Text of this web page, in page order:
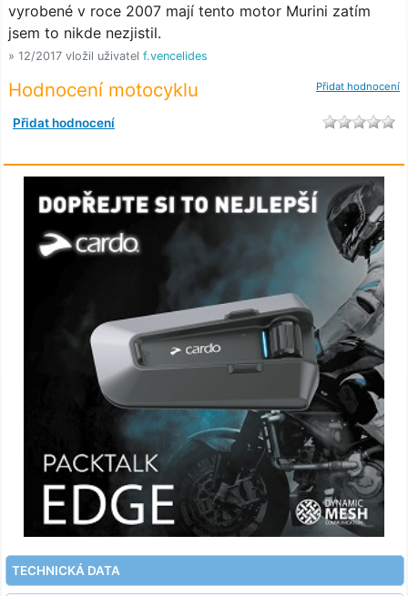
vyrobené v roce 2007 mají tento motor Murini zatím
jsem to nikde nezjistil.
» 12/2017 vložil uživatel f.vencelides
Přidat hodnocení
Hodnocení motocyklu
Přidat hodnocení
TECHNICKÁ DATA